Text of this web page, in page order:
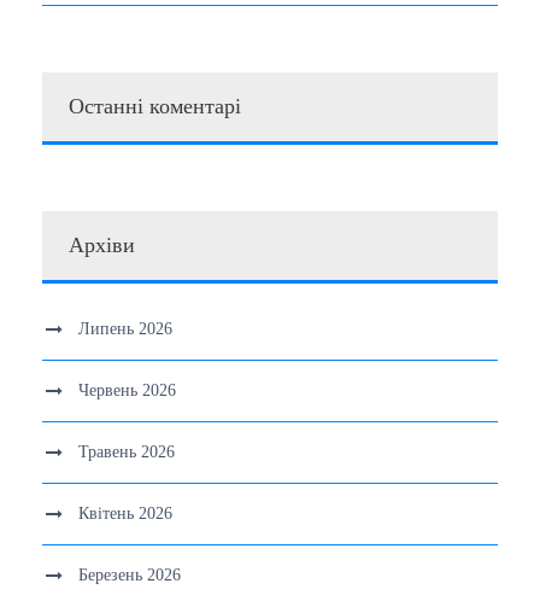
Останні коментарі
Архіви
Липень 2026
Червень 2026
Травень 2026
Квітень 2026
Березень 2026